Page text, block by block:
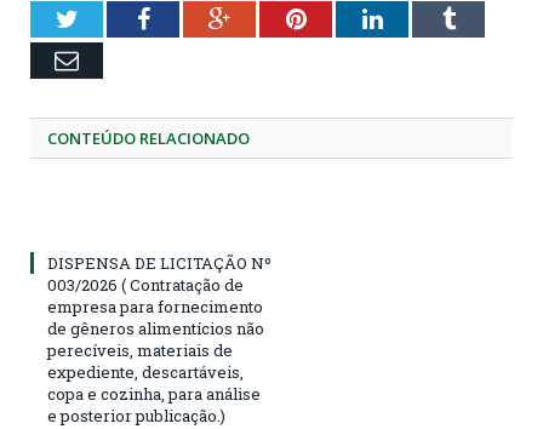
TwitterFacebookGoogle+PinterestLinkedInTumblr
Email
CONTEÚDO RELACIONADO
DISPENSA DE LICITAÇÃO Nº
003/2026 ( Contratação de
empresa para fornecimento
de gêneros alimentícios não
perecíveis, materiais de
expediente, descartáveis,
copa e cozinha, para análise
e posterior publicação.)